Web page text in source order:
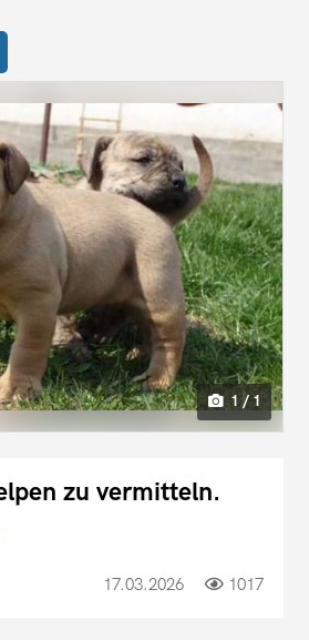
1 / 1
zu vermitteln.
17.03.2026 1017